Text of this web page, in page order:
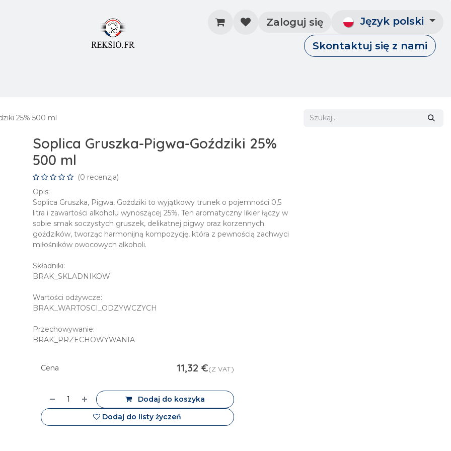
Zaloguj się Język polski
Skontaktuj się z nami
25% 500 ml
Soplica Gruszka-Pigwa-Goździki 25%
500 ml
(0 recenzja)
Opis:
Soplica Gruszka, Pigwa, Goździki to wyjątkowy trunek o pojemności 0,5
litra i zawartości alkoholu wynoszącej 25%. Ten aromatyczny likier łączy w
sobie smak soczystych gruszek, delikatnej pigwy oraz korzennych
goździków, tworząc harmonijną kompozycję, która z pewnością zachwyci
miłośników owocowych alkoholi.
Składniki:
BRAK_SKLADNIKOW
Wartości odżywcze:
BRAK_WARTOSCI_ODZYWCZYCH
Przechowywanie:
BRAK_PRZECHOWYWANIA
Dodaj do koszyka
Dodaj do listy życzeń
Cena 11,32 €(Z VAT)